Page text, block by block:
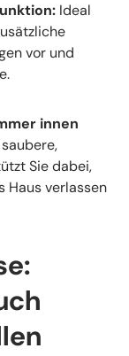
Ideal
vor und
innen
Sie dabei,
Haus verlassen